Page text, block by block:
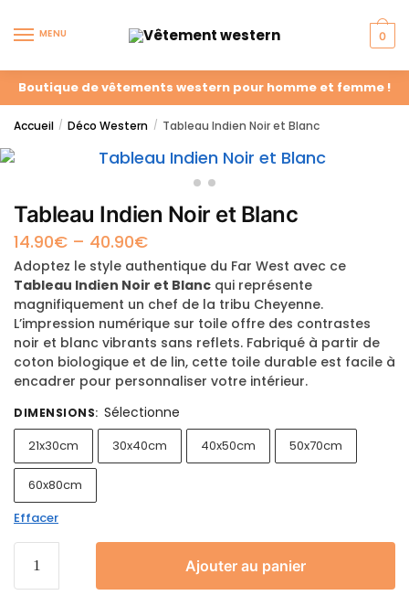
MENU 0
Boutique de vêtements western pour homme et femme !
Accueil / Déco Western / Tableau Indien Noir et Blanc
Tableau Indien Noir et Blanc
14.90€ – 40.90€
Adoptez le style authentique du Far West avec ce
Tableau Indien Noir et Blanc qui représente
magnifiquement un chef de la tribu Cheyenne.
L’impression numérique sur toile offre des contrastes
noir et blanc vibrants sans reflets. Fabriqué à partir de
coton biologique et de lin, cette toile durable est facile à
encadrer pour personnaliser votre intérieur.
DIMENSIONS: Sélectionne
21x30cm 30x40cm 40x50cm 50x70cm
60x80cm
Effacer
Ajouter au panier